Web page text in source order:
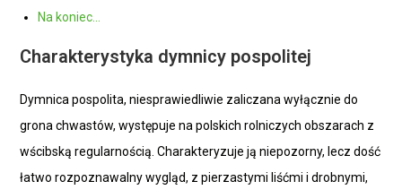
Na koniec…
Charakterystyka dymnicy pospolitej
Dymnica pospolita, niesprawiedliwie zaliczana wyłącznie do
grona chwastów, występuje na polskich rolniczych obszarach z
wścibską regularnością. Charakteryzuje ją niepozorny, lecz dość
łatwo rozpoznawalny wygląd, z pierzastymi liśćmi i drobnymi,